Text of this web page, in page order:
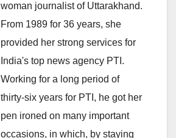
woman journalist of Uttarakhand.
From 1989 for 36 years, she
provided her strong services for
India's top news agency PTI.
Working for a long period of
thirty-six years for PTI, he got her
pen ironed on many important
occasions, in which, by staying